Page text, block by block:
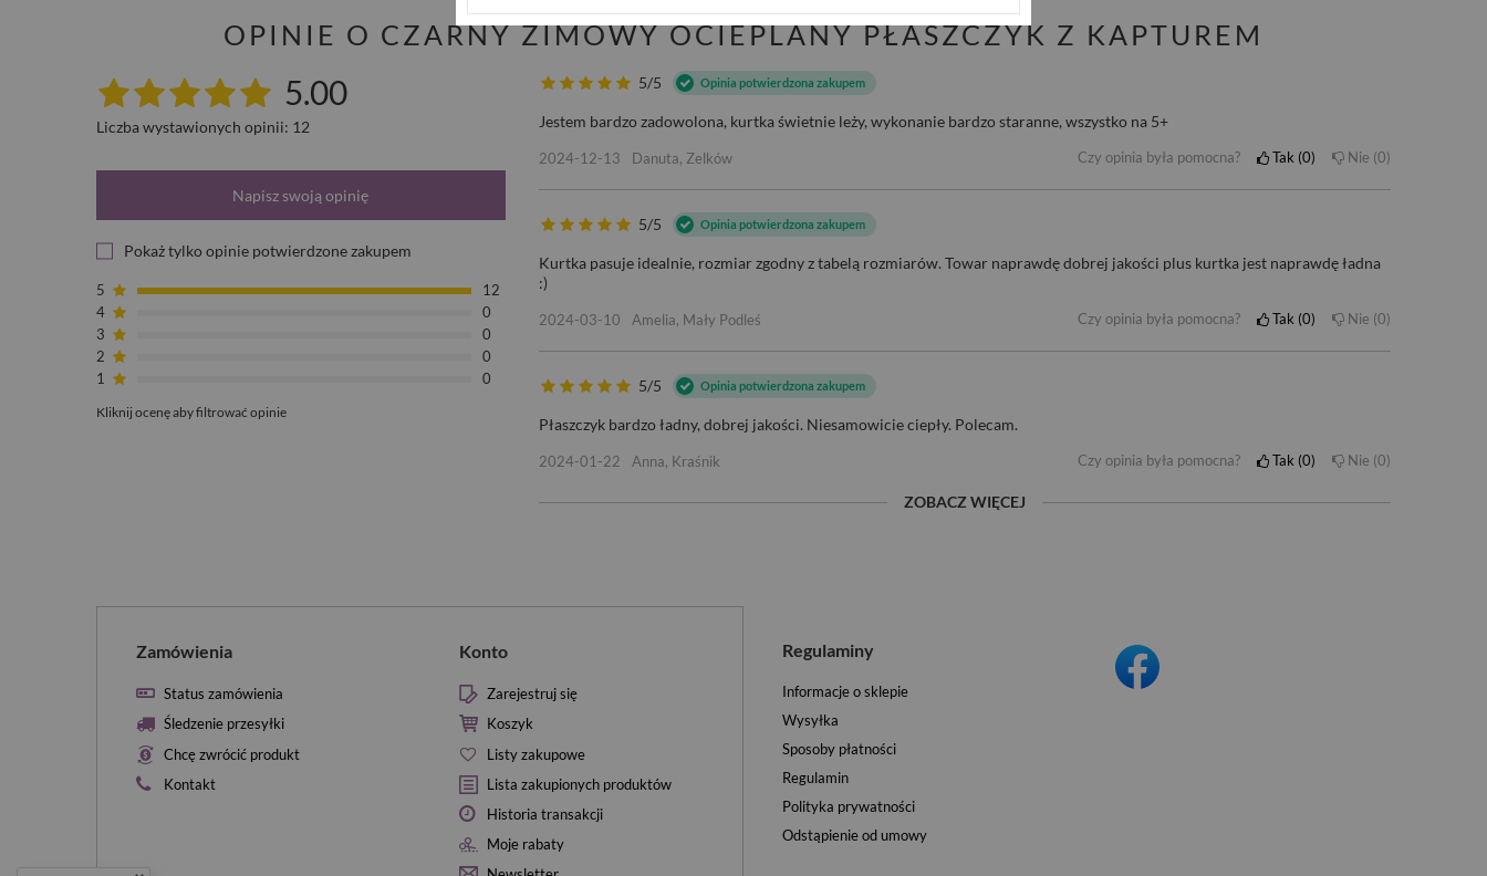
OPINIE O CZARNY ZIMOWY OCIEPLANY PŁASZCZYK Z KAPTUREM
5.00
Liczba wystawionych opinii: 12
Napisz swoją opinię
Pokaż tylko opinie potwierdzone zakupem
5
12
4
0
3
0
2
0
1
0
Kliknij ocenę aby filtrować opinie
5/5 Opinia potwierdzona zakupem
Jestem bardzo zadowolona, kurtka świetnie leży, wykonanie bardzo staranne, wszystko na 5+
2024-12-13 Danuta, Zelków Czy opinia była pomocna? Tak 0 Nie 0
5/5 Opinia potwierdzona zakupem
Kurtka pasuje idealnie, rozmiar zgodny z tabelą rozmiarów. Towar naprawdę dobrej jakości plus kurtka jest naprawdę ładna
:)
2024-03-10 Amelia, Mały Podleś Czy opinia była pomocna? Tak 0 Nie 0
5/5 Opinia potwierdzona zakupem
Płaszczyk bardzo ładny, dobrej jakości. Niesamowicie ciepły. Polecam.
2024-01-22 Anna, Kraśnik Czy opinia była pomocna? Tak 0 Nie 0
ZOBACZ WIĘCEJ
Zamówienia
Status zamówienia
Śledzenie przesyłki
Chcę zwrócić produkt
Kontakt
Konto
Zarejestruj się
Koszyk
Listy zakupowe
Lista zakupionych produktów
Historia transakcji
Moje rabaty
Regulaminy
Informacje o sklepie
Wysyłka
Sposoby płatności
Regulamin
Polityka prywatności
Odstąpienie od umowy